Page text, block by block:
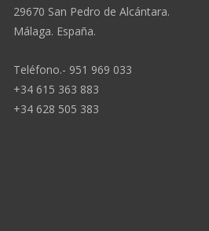
29670 San Pedro de Alcántara.
Málaga. España.
Teléfono.- 951 969 033
+34 615 363 883
+34 628 505 383